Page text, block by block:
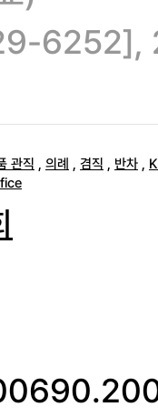
6252],
관직 , 의례 , 겸직 , 반차 ,